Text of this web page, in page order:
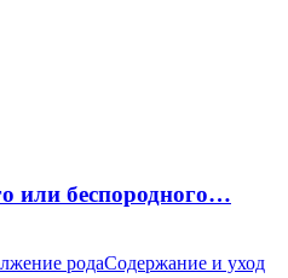
или беспородного…
родаСодержание и уход